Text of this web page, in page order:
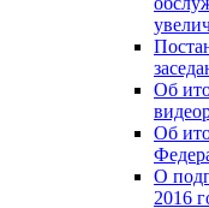
Об
Об
О
2016